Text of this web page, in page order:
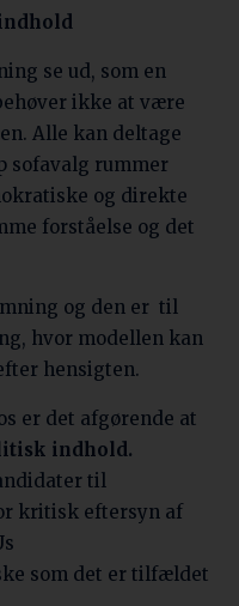
se ud, som en
ikke at være
Alle kan deltage
sofavalg rummer
og direkte
forståelse og det
og den er til
hvor modellen kan
hensigten.
er det afgørende at
indhold.
til
kritisk eftersyn af
som det er tilfældet